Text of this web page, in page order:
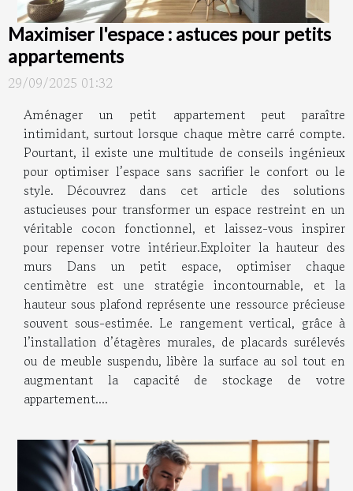
Maximiser l'espace : astuces pour petits
appartements
29/09/2025 01:32
Aménager un petit appartement peut paraître
intimidant, surtout lorsque chaque mètre carré compte.
Pourtant, il existe une multitude de conseils ingénieux
pour optimiser l’espace sans sacrifier le confort ou le
style. Découvrez dans cet article des solutions
astucieuses pour transformer un espace restreint en un
véritable cocon fonctionnel, et laissez-vous inspirer
pour repenser votre intérieur.Exploiter la hauteur des
murs Dans un petit espace, optimiser chaque
centimètre est une stratégie incontournable, et la
hauteur sous plafond représente une ressource précieuse
souvent sous-estimée. Le rangement vertical, grâce à
l’installation d’étagères murales, de placards surélevés
ou de meuble suspendu, libère la surface au sol tout en
augmentant la capacité de stockage de votre
appartement....